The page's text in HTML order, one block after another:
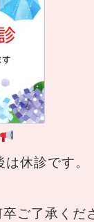
休診です。
ご了承くだ